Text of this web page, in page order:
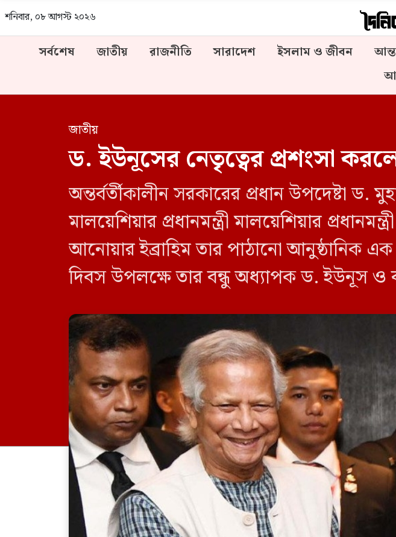
শনিবার, ০৮ আগস্ট ২০২৬
সর্বশেষ জাতীয় রাজনীতি সারাদেশ ইসলাম ও জীবন
জাতীয়
ড. ইউনূসের নেতৃত্বের প্রশংসা
অন্তর্বর্তীকালীন সরকারের প্রধান উপদেষ্টা ড.
মালয়েশিয়ার প্রধানমন্ত্রী মালয়েশিয়ার
আনোয়ার ইব্রাহিম তার পাঠানো আনুষ্ঠানিক
দিবস উপলক্ষে তার বন্ধু অধ্যাপক ড. ইউনূস ও
[…]